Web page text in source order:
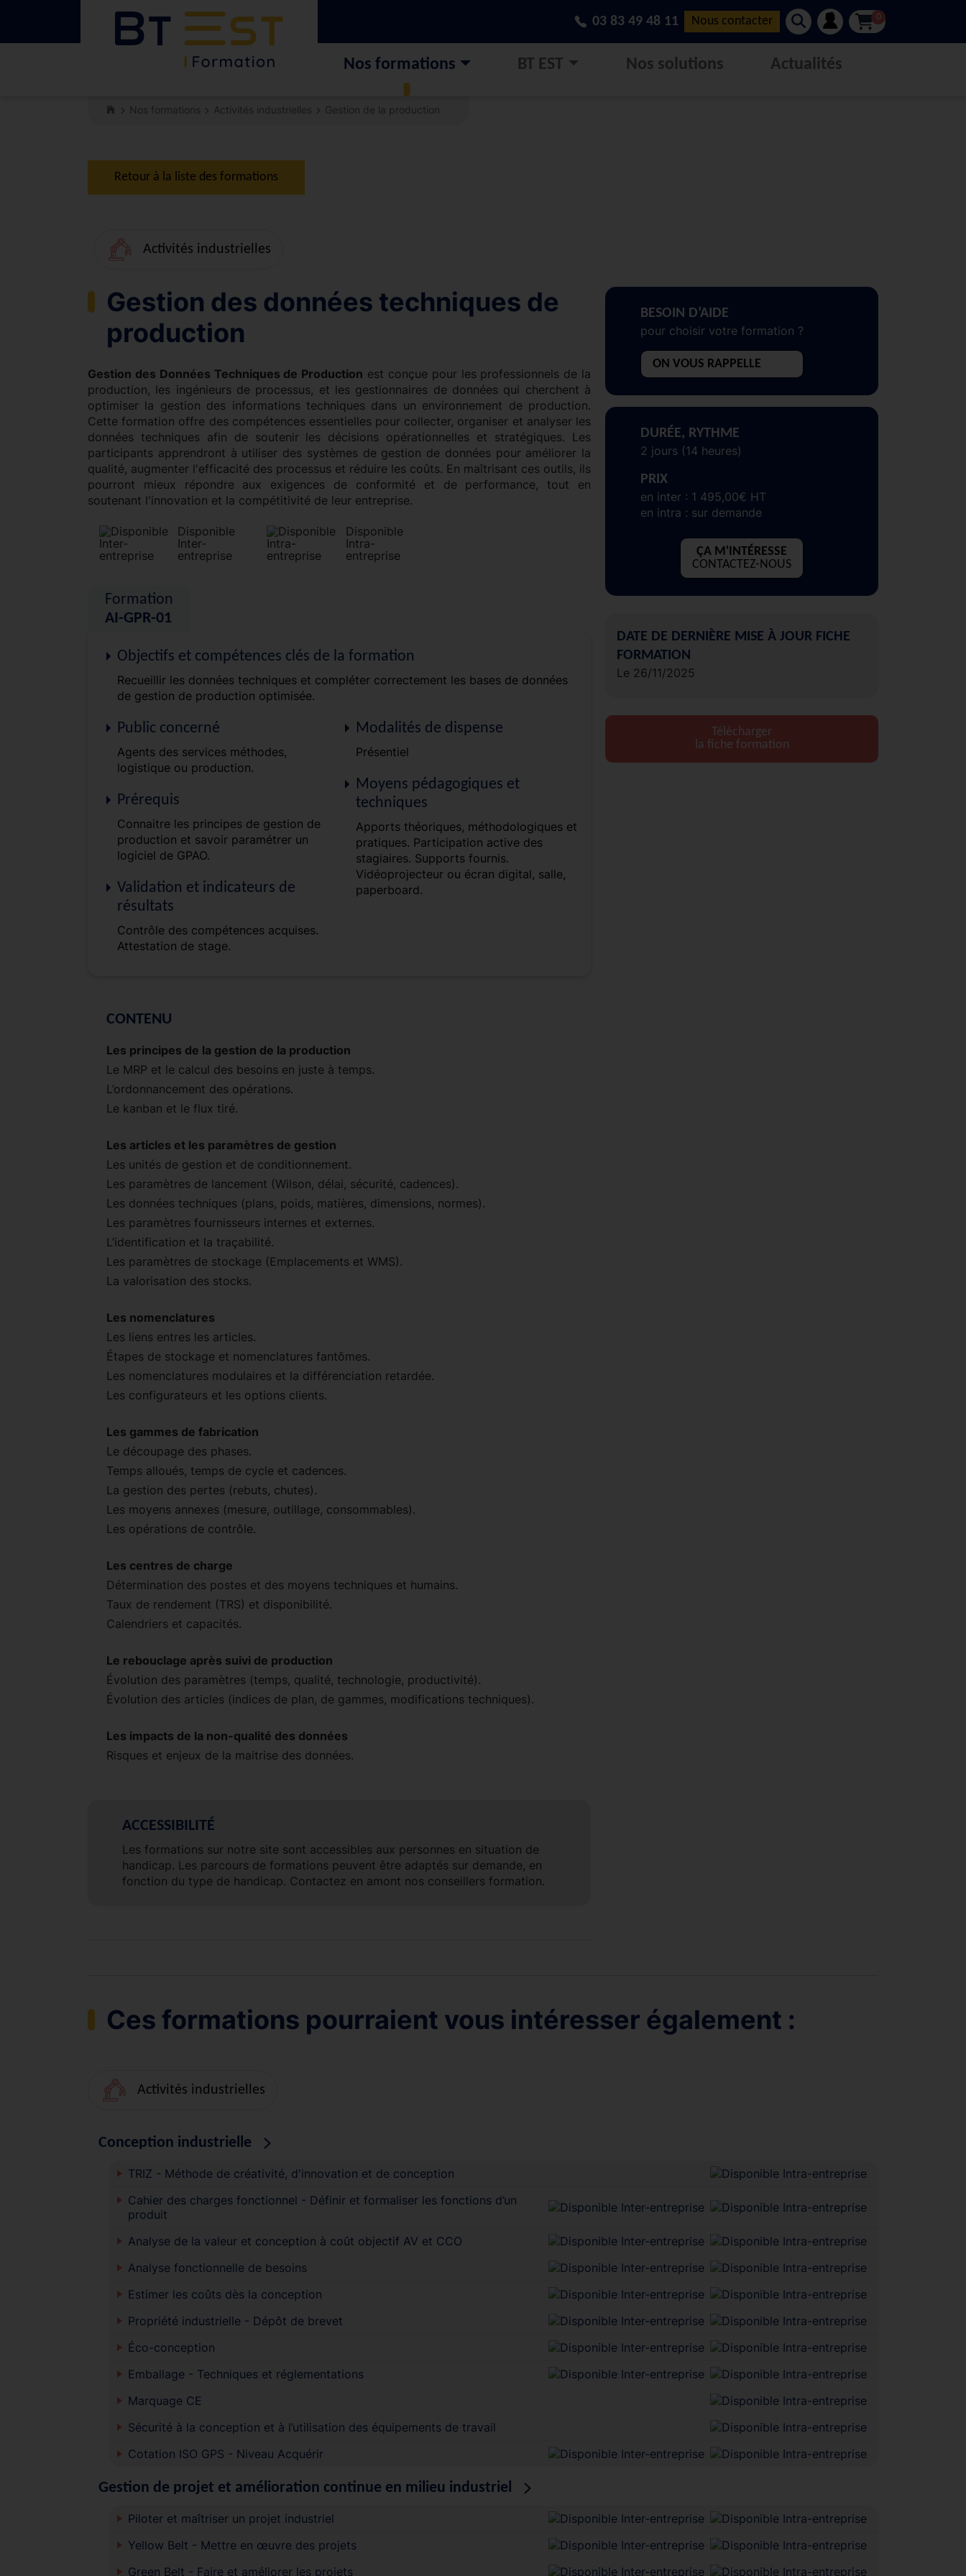
03 83 49 48 11 Nous contacter 0
Nos formations BT EST Nos solutions Actualités
Nos formations Activités industrielles Gestion de la production
Retour à la liste des formations
Activités industrielles
Gestion des données techniques de
production
Gestion des Données Techniques de Production est conçue pour les professionnels de la
production, les ingénieurs de processus, et les gestionnaires de données qui cherchent à
optimiser la gestion des informations techniques dans un environnement de production.
Cette formation offre des compétences essentielles pour collecter, organiser et analyser les
données techniques afin de soutenir les décisions opérationnelles et stratégiques. Les
participants apprendront à utiliser des systèmes de gestion de données pour améliorer la
qualité, augmenter l'efficacité des processus et réduire les coûts. En maîtrisant ces outils, ils
pourront mieux répondre aux exigences de conformité et de performance, tout en
soutenant l'innovation et la compétitivité de leur entreprise.
Disponible
Inter-
entreprise
Disponible
Intra-
entreprise
Formation
AI-GPR-01
Objectifs et compétences clés de la formation
Recueillir les données techniques et compléter correctement les bases de données
de gestion de production optimisée.
Public concerné
Agents des services méthodes,
logistique ou production.
Prérequis
Connaitre les principes de gestion de
production et savoir paramétrer un
logiciel de GPAO.
Validation et indicateurs de
résultats
Contrôle des compétences acquises.
Attestation de stage.
Modalités de dispense
Présentiel
Moyens pédagogiques et
techniques
Apports théoriques, méthodologiques et
pratiques. Participation active des
stagiaires. Supports fournis.
Vidéoprojecteur ou écran digital, salle,
paperboard.
CONTENU
Les principes de la gestion de la production
Le MRP et le calcul des besoins en juste à temps.
L’ordonnancement des opérations.
Le kanban et le flux tiré.
Les articles et les paramètres de gestion
Les unités de gestion et de conditionnement.
Les paramètres de lancement (Wilson, délai, sécurité, cadences).
Les données techniques (plans, poids, matières, dimensions, normes).
Les paramètres fournisseurs internes et externes.
L’identification et la traçabilité.
Les paramètres de stockage (Emplacements et WMS).
La valorisation des stocks.
Les nomenclatures
Les liens entres les articles.
Étapes de stockage et nomenclatures fantômes.
Les nomenclatures modulaires et la différenciation retardée.
Les configurateurs et les options clients.
Les gammes de fabrication
Le découpage des phases.
Temps alloués, temps de cycle et cadences.
La gestion des pertes (rebuts, chutes).
Les moyens annexes (mesure, outillage, consommables).
Les opérations de contrôle.
Les centres de charge
Détermination des postes et des moyens techniques et humains.
Taux de rendement (TRS) et disponibilité.
Calendriers et capacités.
Le rebouclage après suivi de production
Évolution des paramètres (temps, qualité, technologie, productivité).
Évolution des articles (indices de plan, de gammes, modifications techniques).
Les impacts de la non-qualité des données
Risques et enjeux de la maitrise des données.
ACCESSIBILITÉ
Les formations sur notre site sont accessibles aux personnes en situation de
handicap. Les parcours de formations peuvent être adaptés sur demande, en
fonction du type de handicap. Contactez en amont nos conseillers formation.
BESOIN D’AIDE
pour choisir votre formation ?
ON VOUS RAPPELLE
DURÉE, RYTHME
2 jours (14 heures)
PRIX
en inter : 1 495,00€ HT
en intra : sur demande
ÇA M'INTÉRESSE
CONTACTEZ-NOUS
DATE DE DERNIÈRE MISE À JOUR FICHE
FORMATION
Le 26/11/2025
Télécharger
la fiche formation
Ces formations pourraient vous intéresser également :
Activités industrielles
Conception industrielle
TRIZ - Méthode de créativité, d'innovation et de conception
Cahier des charges fonctionnel - Définir et formaliser les fonctions d’un
produit
Analyse de la valeur et conception à coût objectif AV et CCO
Analyse fonctionnelle de besoins
Estimer les coûts dès la conception
Propriété industrielle - Dépôt de brevet
Éco-conception
Emballage - Techniques et réglementations
Marquage CE
Sécurité à la conception et à l’utilisation des équipements de travail
Cotation ISO GPS - Niveau Acquérir
Gestion de projet et amélioration continue en milieu industriel
Piloter et maîtriser un projet industriel
Yellow Belt - Mettre en œuvre des projets
Green Belt - Faire et améliorer les projets